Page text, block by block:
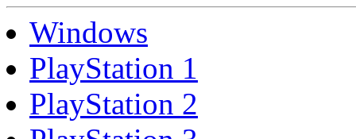
Windows
PlayStation 1
PlayStation 2